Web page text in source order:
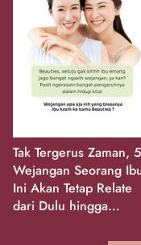
Tak Tergerus Zaman, 5
Wejangan Seorang
Ini Akan Tetap Relate
dari Dulu hingga